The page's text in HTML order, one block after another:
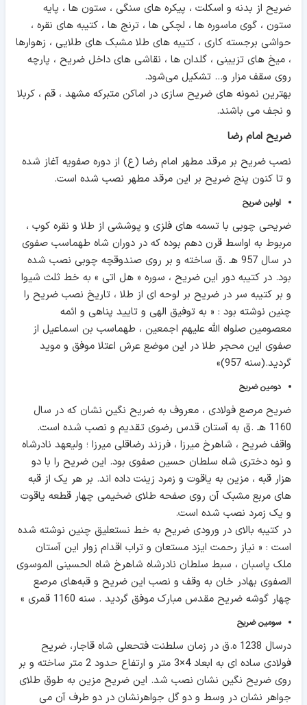
ضریح از بدنه و اسکلت ، پیکره های سنگی ، ستون ها ، پایه
ستون ، گوی ماسوره ها ، لچکی ها ، ترنج ها ، کتیبه های نقره ،
حواشی برجسته کاری ، کتیبه های طلا مشبک های طلایی ، زهوارها
، میخ های تزیینی ، گلدان ها ، نقاشی های داخل ضریح ، پارچه
روی سقف مزار و... تشکیل می‌شود.
بهترین نمونه های ضریح سازی در اماکن متبرکه مشهد ، قم ، کربلا
و نجف می باشند.
ضریح امام رضا
نصب ضریح بر مرقد مطهر امام رضا (ع) از دوره صفویه آغاز شده
و تا کنون پنج ضریح بر این مرقد مطهر نصب شده است.
اولین ضریح
ضریحی چوبی با تسمه های فلزی و پوششی از طلا و نقره کوب ،
مربوط به اواسط قرن دهم بوده که در دوران شاه طهماسب صفوی
در سال 957 هـ .ق ساخته و بر روی صندوقچه چوبی نصب شده
بود. در کتیبه دور این ضریح ، سوره « هل اتی » به خط ثلث شیوا
و بر کتیبه سر در ضریح بر لوحه‌ ای از طلا ، تاریخ نصب ضریح را
چنین نوشته بود : « به توفیق الهی و تایید پناهی و ائمه
معصومین صلواه الله علیهم اجمعین ، طهماسب بن اسماعیل از
صفوی این محجر طلا در این موضع عرش اعتلا موفق و موید
گردید.(سنه 957)»
دومین ضریح
ضریح مرصع فولادی ، معروف به ضریح نگین نشان که در سال
1160 هـ .ق به آستان قدس رضوی تقدیم و نصب شده است.
واقف ضریح ، شاهرخ میرزا ، فرزند رضاقلی میرزا ؛ ولیعهد نادرشاه
و نوه دختری شاه سلطان حسین صفوی بود. این ضریح را با دو
هزار قبه ، مزین به یاقوت و زمرد زینت داده‌ اند. بر هر یک از قبه
های مربع مشبک آن روی صفحه طلای ضخیمی چهار قطعه یاقوت
و یک زمرد نصب شده است.
در کتیبه‌ بالای در ورودی ضریح به خط نستعلیق چنین نوشته شده
است : « نیاز رحمت ایزد مستعان و تراب اقدام زوار این آستان
ملک پاسبان ، سبط سلطان نادرشاه شاهرخ شاه الحسینی الموسوی
الصفوی بهادر خان به وقف و نصب این ضریح و قبه‌‌های مرصع
چهار گوشه ضریح مقدس مبارک موفق گردید . سنه 1160 قمری »
سومین ضریح
درسال 1238 ه.ق در زمان سلطنت فتحعلی شاه قاجار، ضریح
فولادی ساده‌ ای به ابعاد 4×3 متر و ارتفاع حدود 2 متر ساخته و بر
روی ضریح نگین نشان نصب شد. این ضریح مزین به طوق طلای
جواهر نشان در وسط و دو گل جواهرنشان در دو طرف آن می